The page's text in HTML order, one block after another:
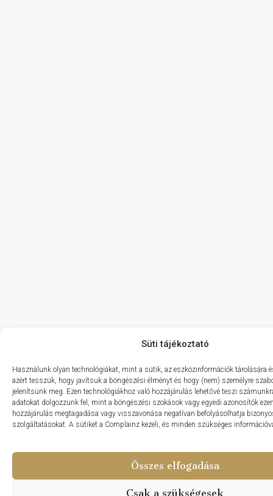
Süti tájékoztató
Használunk olyan technológiákat, mint a sütik, az eszközinformációk tárolására
azért tesszük, hogy javítsuk a böngészési élményt és hogy (nem) személyre
jelenítsünk meg. Ezen technológiákhoz való hozzájárulás lehetővé teszi
adatokat dolgozzunk fel, mint a böngészési szokások vagy egyedi azonosítók
hozzájárulás megtagadása vagy visszavonása negatívan befolyásolhatja
szolgáltatásokat. A sütiket a Complainz kezeli, és minden szükséges
Összes elfogadása
Csak a szükségesek